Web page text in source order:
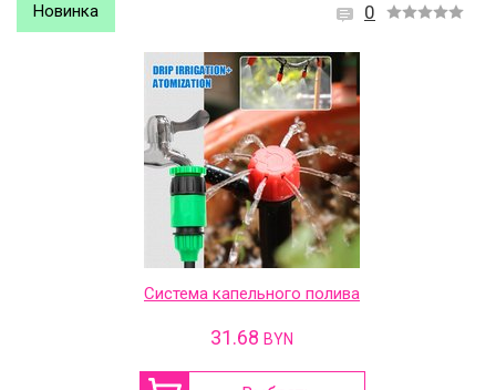
0
Новинка
Система капельного полива
31.68 BYN